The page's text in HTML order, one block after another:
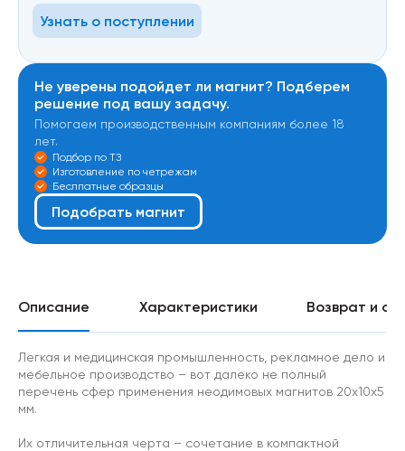
Узнать о поступлении
Не уверены подойдет ли магнит? Подберем
решение под вашу задачу.
Помогаем производственным компаниям более 18
лет.
Подбор по ТЗ
Изготовление по четрежам
Беслпатные образцы
Подобрать магнит
Описание Характеристики Возврат и
Легкая и медицинская промышленность, рекламное дело и
мебельное производство – вот далеко не полный
перечень сфер применения неодимовых магнитов 20х10х5
мм.
Их отличительная черта – сочетание в компактной